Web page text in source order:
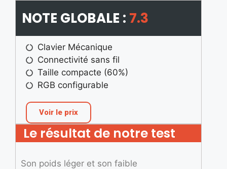
NOTE GLOBALE : 7.3
Clavier Mécanique
Connectivité sans fil
Taille compacte (60%)
RGB configurable
Voir le prix
Le résultat de notre test
Son poids léger et son faible